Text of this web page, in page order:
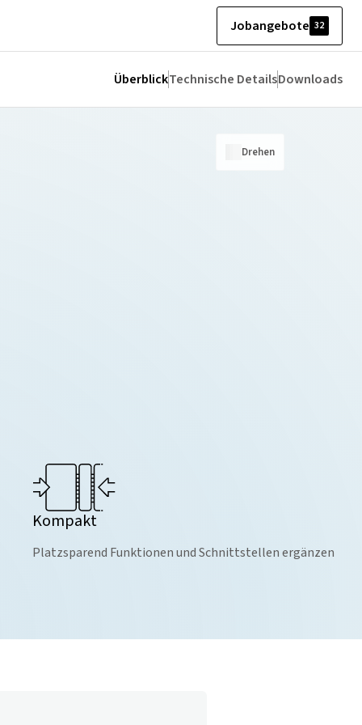
Jobangebote 32
ÜberblickTechnische DetailsDownloads
Drehen
Kompakt
Platzsparend Funktionen und Schnittstellen ergänzen